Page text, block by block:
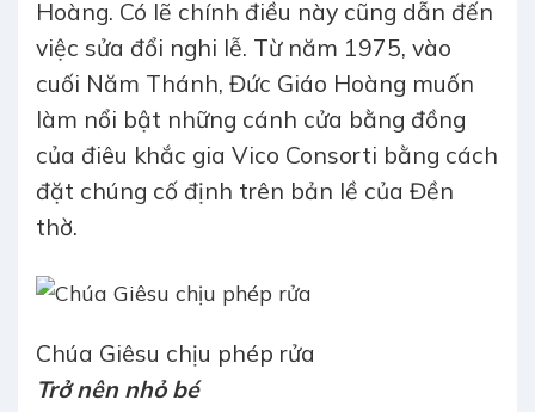
Hoàng. Có lẽ chính điều này cũng dẫn đến
việc sửa đổi nghi lễ. Từ năm 1975, vào
cuối Năm Thánh, Đức Giáo Hoàng muốn
làm nổi bật những cánh cửa bằng đồng
của điêu khắc gia Vico Consorti bằng cách
đặt chúng cố định trên bản lề của Đền
thờ.
Chúa Giêsu chịu phép rửa
Trở nên nhỏ bé